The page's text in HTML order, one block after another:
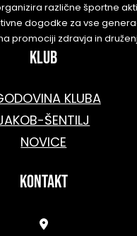
različne športne
dogodke za vse
promociji zdravja in
KLUB
KLUBA
ŠENTILJ
NOVICE
kontakt